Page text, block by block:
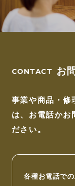
お
事業や商品・修
は、 お電話かお
ださい。
各種お電話で